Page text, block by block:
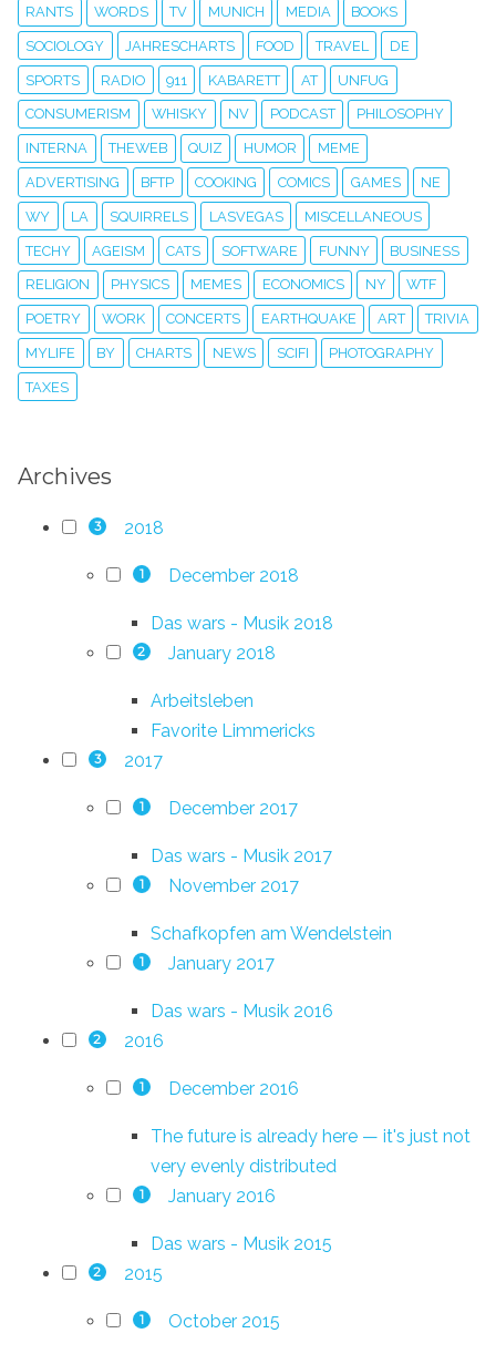
RANTS WORDS TV MUNICH MEDIA BOOKS
SOCIOLOGY JAHRESCHARTS FOOD TRAVEL DE
SPORTS RADIO 911 KABARETT AT UNFUG
CONSUMERISM WHISKY NV PODCAST PHILOSOPHY
INTERNA THEWEB QUIZ HUMOR MEME
ADVERTISING BFTP COOKING COMICS GAMES NE
WY LA SQUIRRELS LASVEGAS MISCELLANEOUS
TECHY AGEISM CATS SOFTWARE FUNNY BUSINESS
RELIGION PHYSICS MEMES ECONOMICS NY WTF
POETRY WORK CONCERTS EARTHQUAKE ART TRIVIA
MYLIFE BY CHARTS NEWS SCIFI PHOTOGRAPHY
TAXES
Archives
3 2018
1 December 2018
Das wars - Musik 2018
2 January 2018
Arbeitsleben
Favorite Limmericks
3 2017
1 December 2017
Das wars - Musik 2017
1 November 2017
Schafkopfen am Wendelstein
1 January 2017
Das wars - Musik 2016
2 2016
1 December 2016
The future is already here — it's just not
very evenly distributed
1 January 2016
Das wars - Musik 2015
2 2015
1 October 2015